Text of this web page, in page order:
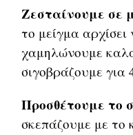
Ζεσταίνουμε σε
το μείγμα
χαμηλώνουμε
σιγοβράζουμε για
Προσθέτουμε το
σκεπάζουμε με το